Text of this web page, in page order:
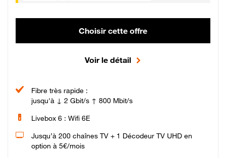
Choisir cette offre
Voir le détail
Fibre très rapide :
jusqu'à ↓ 2 Gbit/s ↑ 800 Mbit/s
Livebox 6 : Wifi 6E
Jusqu’à 200 chaînes TV + 1 Décodeur TV UHD en
option à 5€/mois